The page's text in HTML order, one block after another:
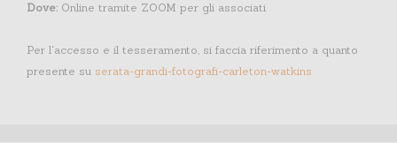
Dove: Online tramite ZOOM per gli associati
Per l'accesso e il tesseramento, si faccia riferimento a quanto
presente su serata-grandi-fotografi-carleton-watkins